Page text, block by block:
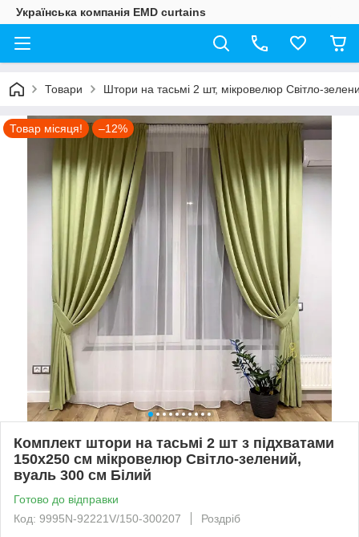
Українська компанія EMD curtains
Товари Штори на тасьмі 2 шт, мікровелюр Світло-
Товар місяця! –12%
Комплект штори на тасьмі 2 шт з підхватами
150х250 см мікровелюр Світло-зелений,
вуаль 300 см Білий
Готово до відправки
Код: 9995N-92221V/150-300207
Роздріб